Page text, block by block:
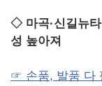
◇ 마곡·신길뉴
성 높아져
☞ 손품, 발품 다